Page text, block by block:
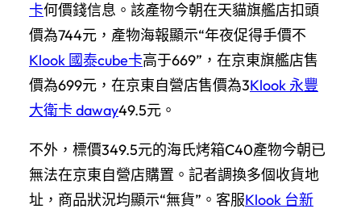
卡何價錢信息。該產物今朝在天貓旗艦店扣頭
價為744元，產物海報顯示“年夜促得手價不
Klook 國泰cube卡高于669”，在京東旗艦店售
價為699元，在京東自營店售價為3Klook 永豐
大衛卡 daway49.5元。
不外，標價349.5元的海氏烤箱C40產物今朝已
無法在京東自營店購置。記者調換多個收貨地
址，商品狀況均顯示“無貨”。客服Klook 台新